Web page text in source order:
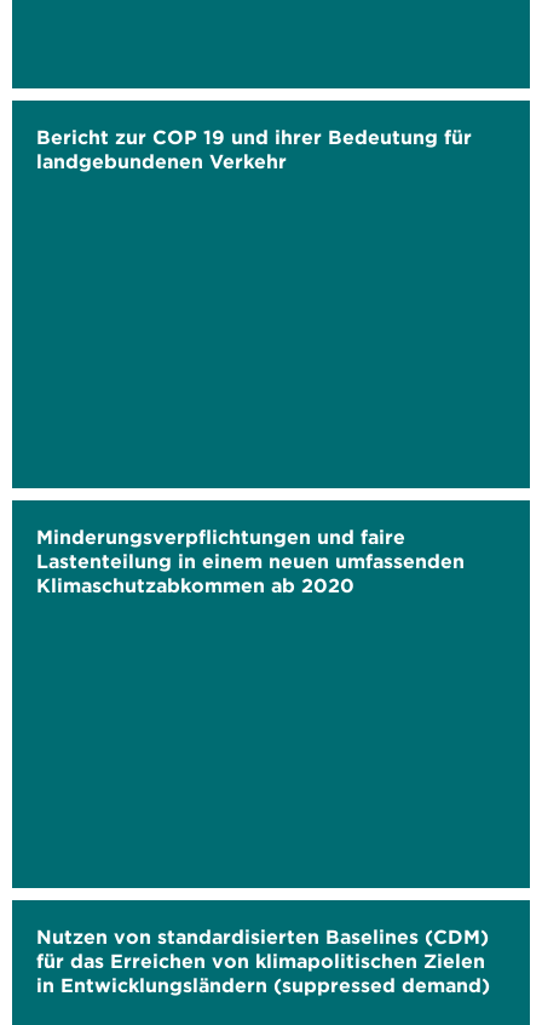
Bericht zur COP 19 und ihrer Bedeutung für
landgebundenen Verkehr
Minderungsverpflichtungen und faire
Lastenteilung in einem neuen umfassenden
Klimaschutzabkommen ab 2020
Nutzen von standardisierten Baselines (CDM)
für das Erreichen von klimapolitischen Zielen
in Entwicklungsländern (suppressed demand)